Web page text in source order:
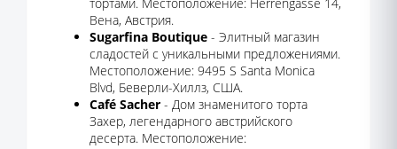
Вена, Австрия.
Sugarfina Boutique - Элитный магазин
сладостей с уникальными предложениями.
Местоположение: 9495 S Santa Monica
Blvd, Беверли-Хиллз, США.
Café Sacher - Дом знаменитого торта
Захер, легендарного австрийского
десерта. Местоположение: